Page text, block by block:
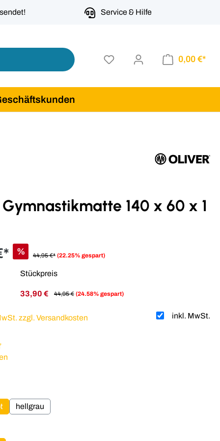
Service & Hilfe
0,00 €*
140 x 60 x 1
% 44,95 €* (22.25% gespart)
Stückpreis
33,90 € 44,95 € (24.58% gespart)
inkl. MwSt.
zzgl. Versandkosten
Bewertung von 5 von 5 Sternen
hellgrau